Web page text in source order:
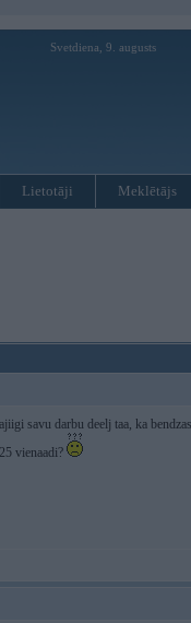
Svetdiena, 9. augusts
Lietotāji Meklētājs
savu darbu deelj taa, ka
vienaadi?